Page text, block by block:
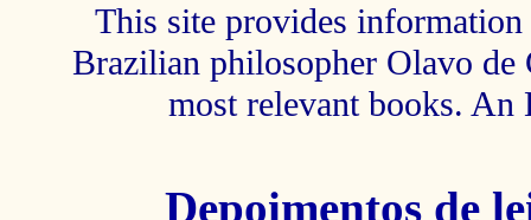
This site provides
Brazilian philosopher Olavo de
most relevant books.
Depoimentos de